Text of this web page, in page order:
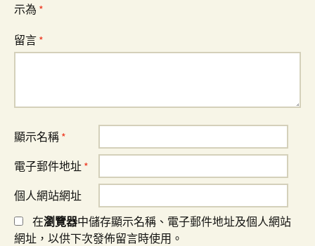
示為 *
留言 *
顯示名稱 *
電子郵件地址 *
個人網站網址
在瀏覽器中儲存顯示名稱、電子郵件地址及個人網站
網址，以供下次發佈留言時使用。